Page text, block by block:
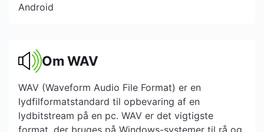
Android
Om WAV
WAV (Waveform Audio File Format) er en
lydfilformatstandard til opbevaring af en
lydbitstream på en pc. WAV er det vigtigste
format, der bruges på Windows-systemer til rå og